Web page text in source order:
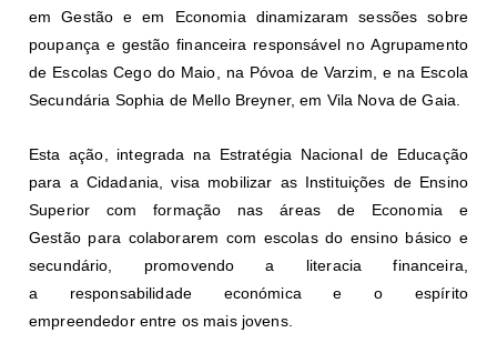
em Gestão e em Economia dinamizaram sessões sobre
poupança e gestão financeira responsável no Agrupamento
de Escolas Cego do Maio, na Póvoa de Varzim, e na Escola
Secundária Sophia de Mello Breyner, em Vila Nova de Gaia.
Esta ação, integrada na Estratégia Nacional de Educação
para a Cidadania, visa mobilizar as Instituições de Ensino
Superior com formação nas áreas de Economia e
Gestão para colaborarem com escolas do ensino básico e
secundário, promovendo a literacia financeira,
a responsabilidade económica e o espírito
empreendedor entre os mais jovens.